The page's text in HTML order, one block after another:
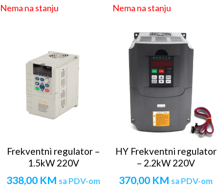
Nema na stanju Nema na stanju
Frekventni regulator –
1.5kW 220V
338,00 KM sa PDV-om
HY Frekventni regulator
– 2.2kW 220V
370,00 KM sa PDV-om